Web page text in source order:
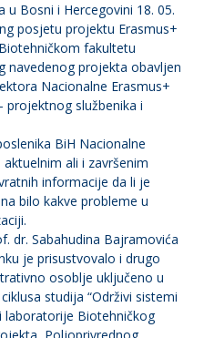
u Bosni i Hercegovini 18. 05.
posjetu projektu Erasmus+
fakultetu
navedenog projekta obavljen
Nacionalne Erasmus+
projektnog službenika i
BiH Nacionalne
ali i završenim
informacije da li je
bilo kakve probleme u
dr. Sabahudina Bajramovića
je prisustvovalo i drugo
osoblje uključeno u
studija “Održivi sistemi
laboratorije Biotehničkog